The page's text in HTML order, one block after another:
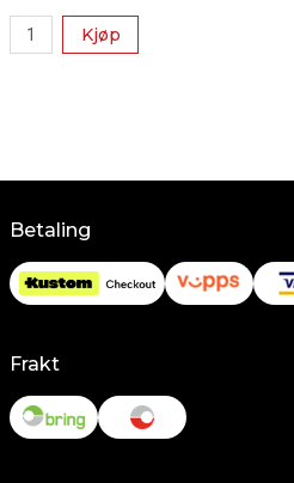
Kjøp
Betaling
Frakt